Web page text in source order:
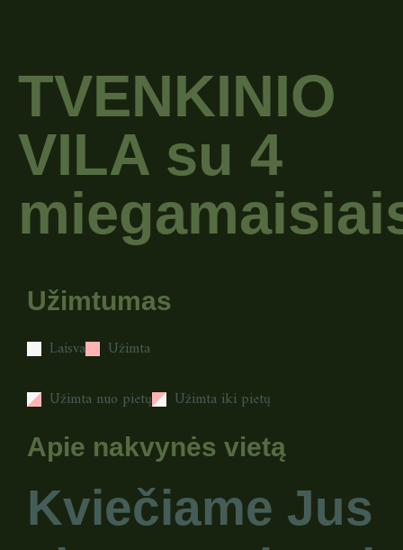
TVENKINIO
VILA su 4
Užimtumas
Laisva
Užimta
Užimta nuo pietų
Užimta iki pietų
Apie nakvynės vietą
Kviečiame Jus